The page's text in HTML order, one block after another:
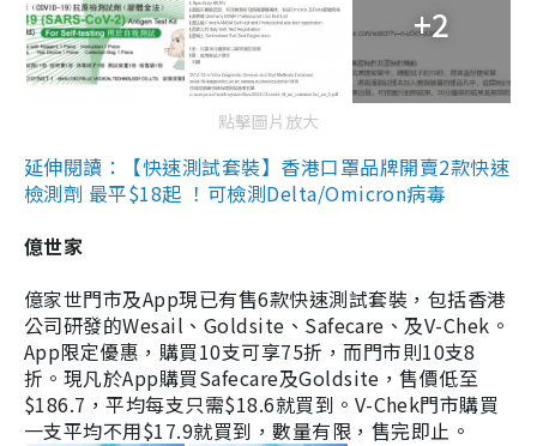
+2
點擊圖片放大
延伸閱讀：【快速測試套裝】香港口罩品牌開賣2款快速
檢測劑 最平$18起 ！可檢測Delta/Omicron病毒
億世家
億家世門市及App現已有售6款快速測試套裝，包括香港
公司研發的Wesail、Goldsite、Safecare、及V-Chek。
App限定優惠，購買10支可享75折，而門市則10支8
折。現凡於App購買Safecare及Goldsite，售價低至
$186.7，平均每支只需$18.6就買到。V-Chek門市購買
一支平均不用$17.9就買到，數量有限，售完即止。